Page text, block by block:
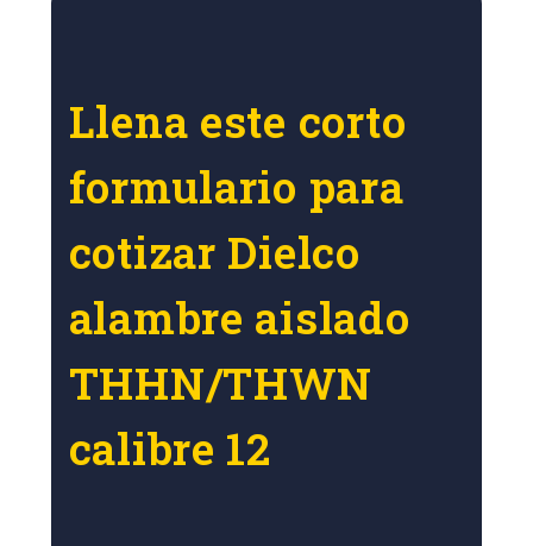
Llena este corto
formulario para
cotizar Dielco
alambre aislado
THHN/THWN
calibre 12